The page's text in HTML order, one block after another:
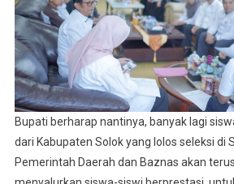
Bupati berharap nantinya, banyak lagi
dari Kabupaten Solok yang lolos seleksi di
Pemerintah Daerah dan Baznas akan